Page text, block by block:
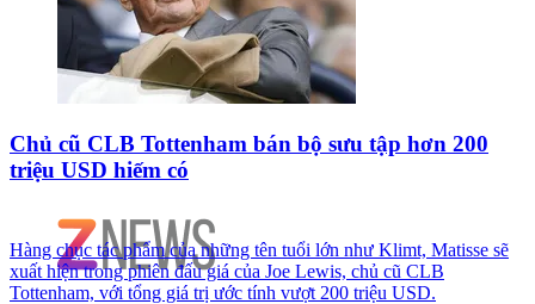
Chủ cũ CLB Tottenham bán bộ sưu tập hơn 200
triệu USD hiếm có
Hàng chục tác phẩm của những tên tuổi lớn như Klimt, Matisse sẽ
xuất hiện trong phiên đấu giá của Joe Lewis, chủ cũ CLB
Tottenham, với tổng giá trị ước tính vượt 200 triệu USD.